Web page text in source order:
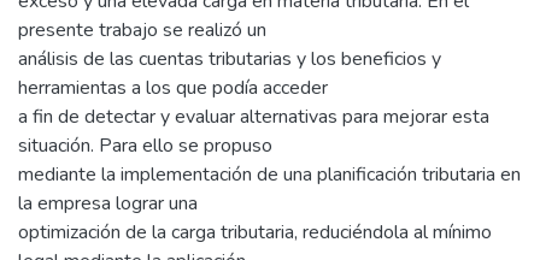
presente trabajo se realizó un
análisis de las cuentas tributarias y los beneficios y
herramientas a los que podía acceder
a fin de detectar y evaluar alternativas para mejorar esta
situación. Para ello se propuso
mediante la implementación de una planificación tributaria en
la empresa lograr una
optimización de la carga tributaria, reduciéndola al mínimo